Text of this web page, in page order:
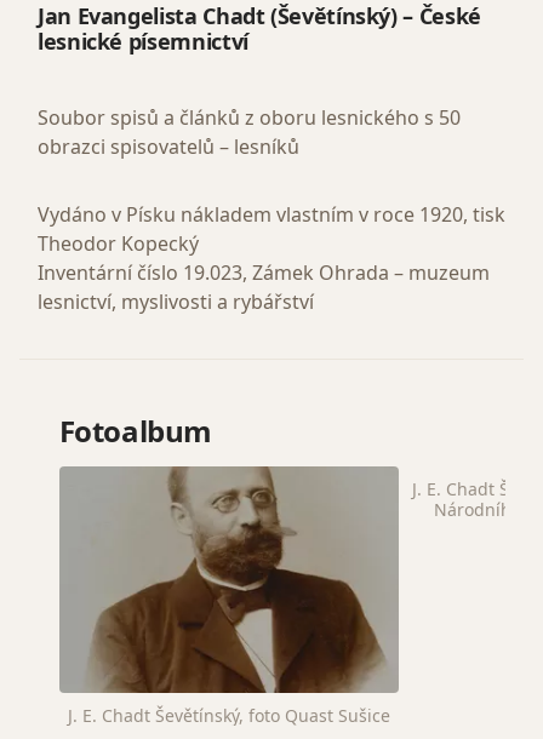
Jan Evangelista Chadt (Ševětínský) – České
lesnické písemnictví
Soubor spisů a článků z oboru lesnického s 50
obrazci spisovatelů – lesníků
Vydáno v Písku nákladem vlastním v roce 1920, tisk
Theodor Kopecký
Inventární číslo 19.023, Zámek Ohrada – muzeum
lesnictví, myslivosti a rybářství
Fotoalbum
J. E. Chadt Ševětínský, foto Quast Sušice
J. E. Chadt
Národního